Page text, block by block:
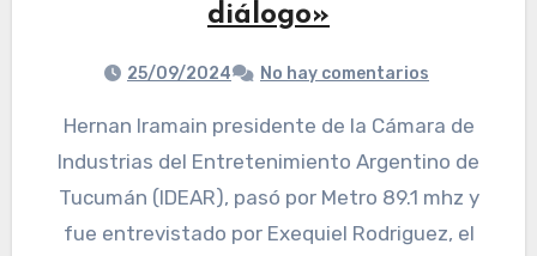
diálogo»
25/09/2024 No hay comentarios
Hernan Iramain presidente de la Cámara de
Industrias del Entretenimiento Argentino de
Tucumán (IDEAR), pasó por Metro 89.1 mhz y
fue entrevistado por Exequiel Rodriguez, el